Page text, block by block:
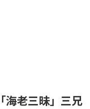
海老三昧」三兄